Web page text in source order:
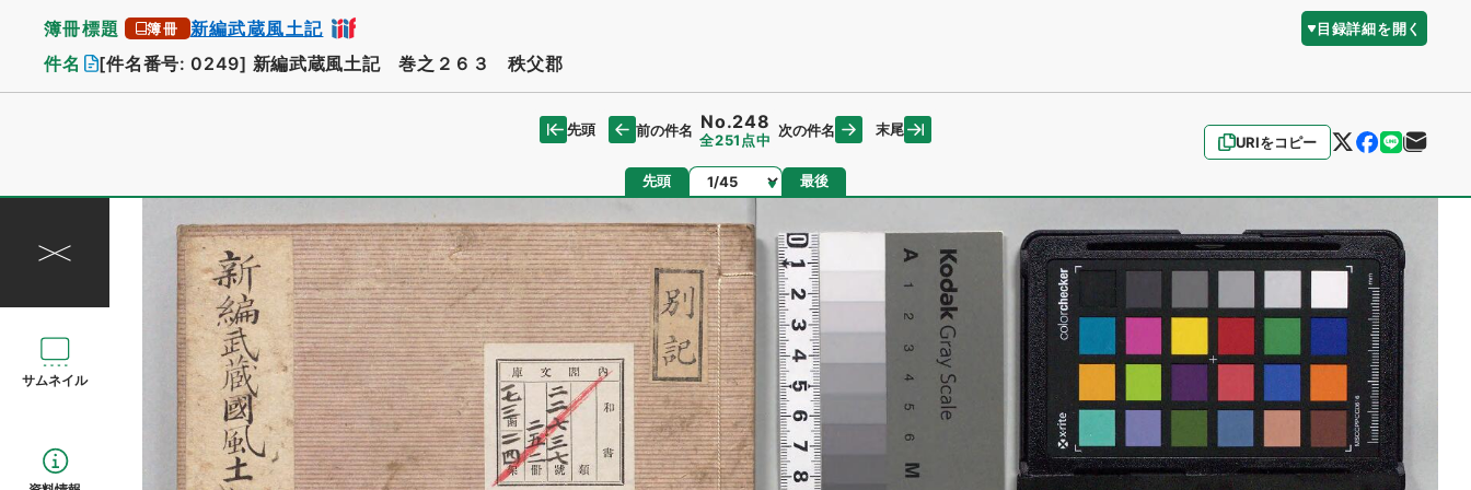
簿冊標題 簿冊 新編武蔵風土記 目録詳細を開く
件名 [件名番号: 0249] 新編武蔵風土記 巻之２６３ 秩父郡
URIをコピー
先頭 前の件名 No.248
全251点中
次の件名 末尾
先頭 ページ 最後
サムネイル